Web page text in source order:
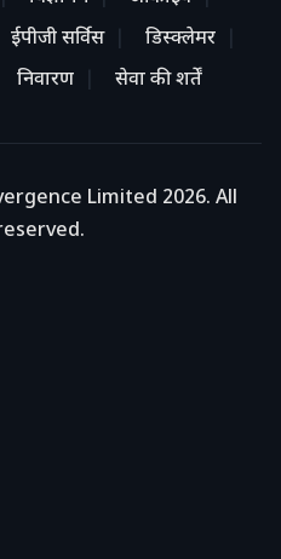
ईपीजी सर्विस
डिस्क्लेमर
निवारण सेवा की शर्तें
Limited 2026. All